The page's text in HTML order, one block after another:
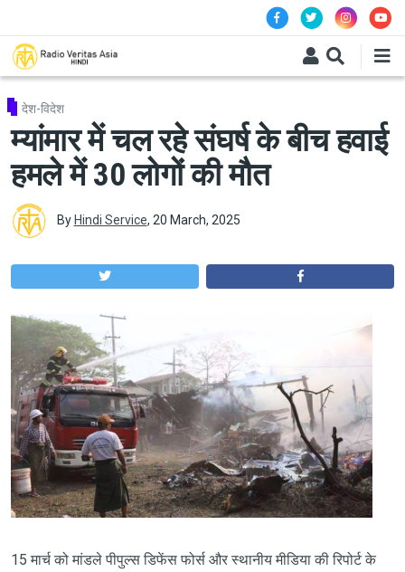
देश-विदेश
म्यांमार में चल रहे संघर्ष के बीच हवाई
हमले में 30 लोगों की मौत
By Hindi Service, 20 March, 2025
15 मार्च को मांडले पीपुल्स डिफेंस फोर्स और स्थानीय मीडिया की रिपोर्ट के